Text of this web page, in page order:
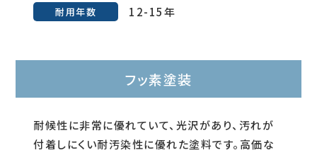
耐用年数 12-15年
フッ素塗装
耐候性に非常に優れていて、光沢があり、汚れが
付着しにくい耐汚染性に優れた塗料です。高価な